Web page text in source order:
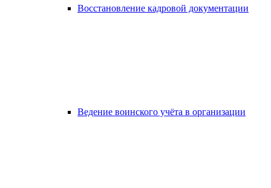
Восстановление кадровой документации
Ведение воинского учёта в организации